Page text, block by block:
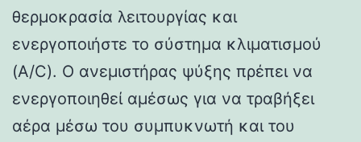
θερμοκρασία λειτουργίας και
ενεργοποιήστε το σύστημα κλιματισμού
(A/C). Ο ανεμιστήρας ψύξης πρέπει να
ενεργοποιηθεί αμέσως για να τραβήξει
αέρα μέσω του συμπυκνωτή και του